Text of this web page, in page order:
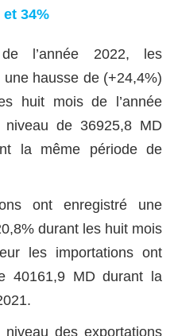
34%
l’année 2022, les
hausse de (+24,4%)
huit mois de l’année
de 36925,8 MD
la même période de
ont enregistré une
durant les huit mois
les importations ont
40161,9 MD durant la
des exportations